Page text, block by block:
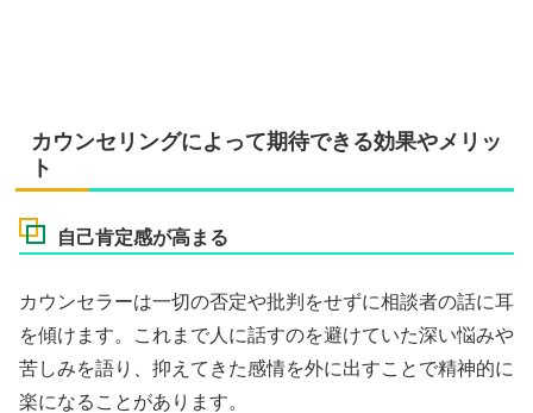
カウンセリングによって期待できる効果やメリッ
ト
自己肯定感が高まる
カウンセラーは一切の否定や批判をせずに相談者の話に耳
を傾けます。これまで人に話すのを避けていた深い悩みや
苦しみを語り、抑えてきた感情を外に出すことで精神的に
楽になることがあります。